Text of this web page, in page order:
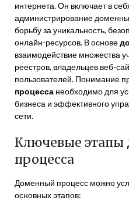
интернета. Он включает в
администрирование
борьбу за уникальность,
онлайн-ресурсов. В основе
взаимодействие множества
реестров, владельцев веб-
пользователей. Понимание
процесса необходимо для
бизнеса и эффективного
сети.
Ключевые этапы
процесса
Доменный процесс можно
основных этапов: